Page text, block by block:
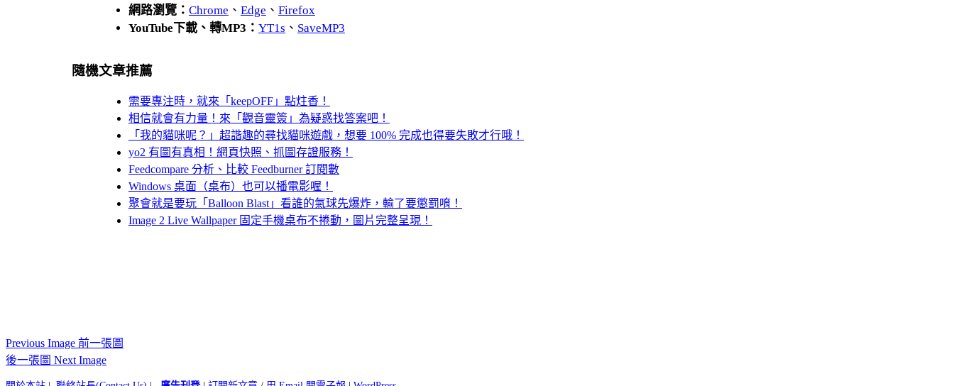
網路瀏覽： Chrome 、 Edge 、 Firefox
YouTube下載、轉MP3： YT1s 、 SaveMP3
隨機文章推薦
需要專注時，就來「keepOFF」點炷香！
相信就會有力量！來「觀音靈簽」為疑惑找答案吧！
「我的貓咪呢？」超諧趣的尋找貓咪遊戲，想要 100% 完成也得要失敗才行哦！
yo2 有圖有真相！網頁快照、抓圖存證服務！
Feedcompare 分析、比較 Feedburner 訂閱數
Windows 桌面（桌布）也可以播電影喔！
聚會就是要玩「Balloon Blast」看誰的氣球先爆炸，輸了要懲罰唷！
Image 2 Live Wallpaper 固定手機桌布不捲動，圖片完整呈現！
Previous Image 前一張圖
後一張圖 Next Image